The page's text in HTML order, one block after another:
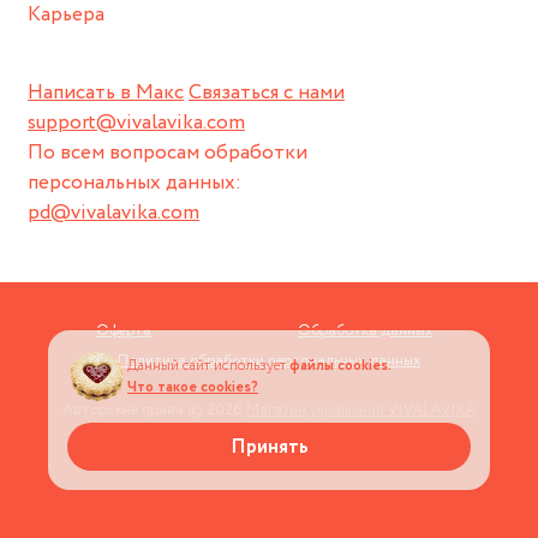
Написать в МаксСвязаться с нами
support@vivalavika.com
По всем вопросам обработки
персональных данных:
pd@vivalavika.com
Карьера
Оферта
Обработка данных
Политика обработки персональных данных
Данный сайт используетфайлы cookies.
Что такое cookies?
Принять